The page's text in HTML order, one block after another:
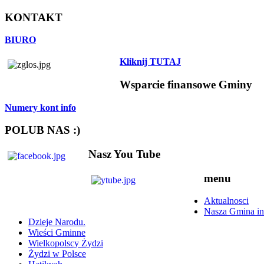
KONTAKT
BIURO
Kliknij TUTAJ
Wsparcie finansowe Gminy
Numery kont info
POLUB NAS :)
Nasz You Tube
menu
Aktualnosci
Nasza Gmina
Dzieje Narodu.
Wieści Gminne
Wielkopolscy Żydzi
Żydzi w Polsce